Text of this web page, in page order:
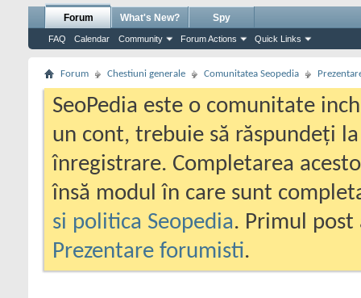
Forum
FAQ Calendar Community Forum Actions Quick Links
What's New? Spy
Forum Chestiuni generale Comunitatea Seopedia
SeoPedia este o comunitate
un cont, trebuie să răspundeți
înregistrare. Completarea
însă modul în care sunt
si politica Seopedia. Primul
Prezentare forumisti.